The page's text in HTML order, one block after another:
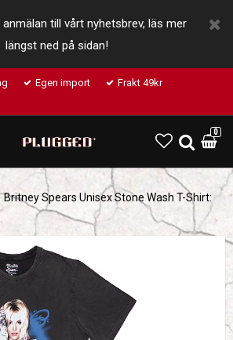
anmälan till vårt nyhetsbrev, läs mer
längst ned på sidan!
Egen import
Frakt 49kr
0
Britney Spears Unisex Stone Wash T-Shirt: